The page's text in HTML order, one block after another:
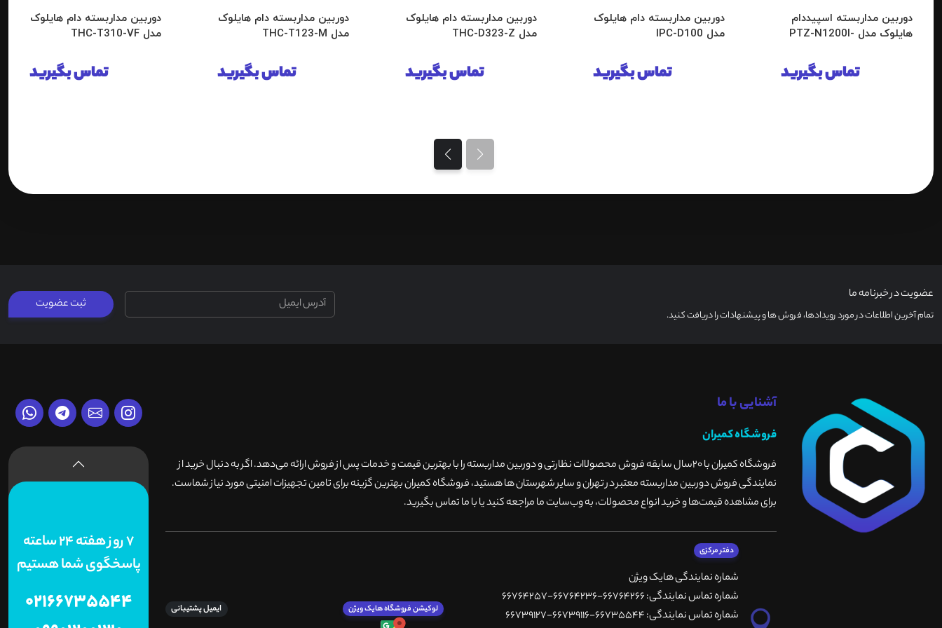
دوربین مداربسته اسپیددام
هایلوک مدل PTZ-N1200I-
تماس بگیرید
دوربین مداربسته دام هایلوک
مدل IPC-D100
تماس بگیرید
دوربین مداربسته دام هایلوک
مدل THC-D323-Z
تماس بگیرید
دوربین مداربسته دام هایلوک
مدل THC-T123-M
تماس بگیرید
دوربین مداربسته دام هایلوک
مدل THC-T310-VF
تماس بگیرید
عضویت در خبرنامه ما
تمام آخرین اطلاعات در مورد رویدادها، فروش ها و پیشنهادات را دریافت کنید.
ثبت عضویت
آشنایی با ما
فروشگاه کمیران
فروشگاه کمیران با ۲۰سال سابقه فروش محصولاات نظارتی و دوربین مداربسته را با بهترین قیمت و خدمات پس از فروش ارائه می‌دهد. اگر به دنبال خرید از
نمایندگی فروش دوربین مداربسته معتبر در تهران و سایر شهرستان ها هستید، فروشگاه کمیران بهترین گزینه برای تامین تجهیزات امنیتی مورد نیاز شماست.
برای مشاهده قیمت‌ها و خرید انواع محصولات، به وب‌سایت ما مراجعه کنید یا با ما تماس بگیرید.
دفتر مرکزی
شماره نمایندگی هایک ویژن
شماره تماس نمایندگی: 66764266-66764236-66764257
شماره تماس نمایندگی: 66735544-66739116-66739127
لوکیشن فروشگاه هایک ویژن ایمیل پشتیبانی
7 روز هفته 24 ساعته
پاسخگوی شما هستیم
02166735544